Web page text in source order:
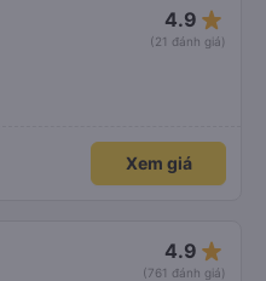
4.9 star_rate
(21 đánh giá)
Xem giá
4.9 star_rate
(761 đánh giá)